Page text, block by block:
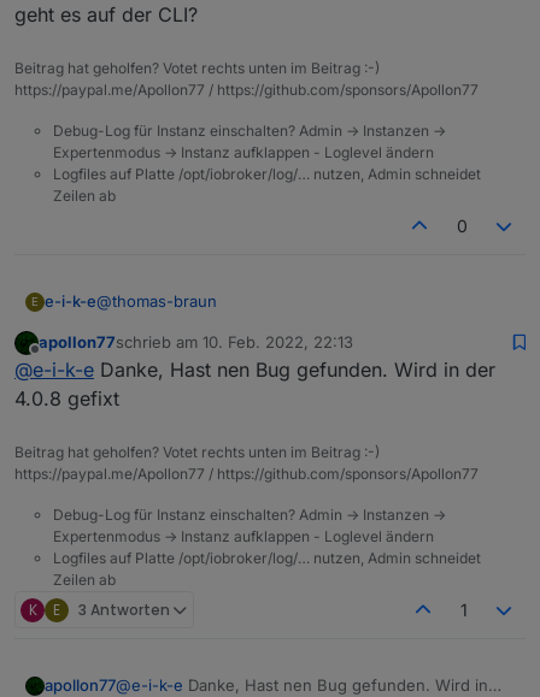
geht es auf der CLI?
Beitrag hat geholfen? Votet rechts unten im Beitrag :-)
https://paypal.me/Apollon77 / https://github.com/sponsors/Apollon77
Debug-Log für Instanz einschalten? Admin -> Instanzen ->
Expertenmodus -> Instanz aufklappen - Loglevel ändern
Logfiles auf Platte /opt/iobroker/log/… nutzen, Admin schneidet
Zeilen ab
0
E e-i-k-e@thomas-braun
Dauerschleife:
Offline
apollon77schrieb am 10. Feb. 2022, 22:13
zuletzt editiert von
@e-i-k-e Danke, Hast nen Bug gefunden. Wird in der
4.0.8 gefixt
Beitrag hat geholfen? Votet rechts unten im Beitrag :-)
https://paypal.me/Apollon77 / https://github.com/sponsors/Apollon77
Debug-Log für Instanz einschalten? Admin -> Instanzen ->
Expertenmodus -> Instanz aufklappen - Loglevel ändern
Logfiles auf Platte /opt/iobroker/log/… nutzen, Admin schneidet
Zeilen ab
K E 3 Antworten 1
apollon77@e-i-k-e Danke, Hast nen Bug gefunden. Wird in